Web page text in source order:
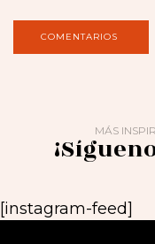
MÁS
[instagram-feed]